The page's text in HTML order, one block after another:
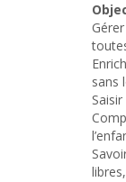
sans